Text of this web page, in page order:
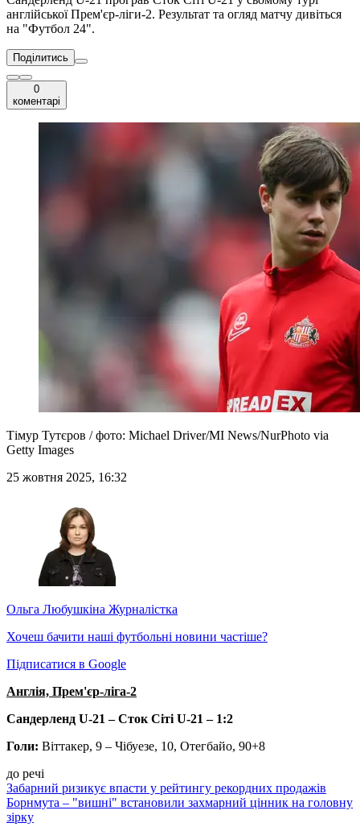
англійської Прем'єр-ліги-2. Результат та огляд матчу дивіться
на "Футбол 24".
Поділитись
0
коментарі
Тімур Тутєров / фото: Michael Driver/MI News/NurPhoto via
Getty Images
25 жовтня 2025, 16:32
Ольга Любушкіна Журналістка
Хочеш бачити наші футбольні новини частіше?
Підписатися в Google
Англія, Прем'єр-ліга-2
Сандерленд U-21 – Сток Сіті U-21 – 1:2
Голи: Віттакер, 9 – Чібуезе, 10, Отегбайо, 90+8
до речі
Забарний ризикує впасти у рейтингу рекордних продажів
Борнмута – "вишні" встановили захмарний цінник на головну
зірку